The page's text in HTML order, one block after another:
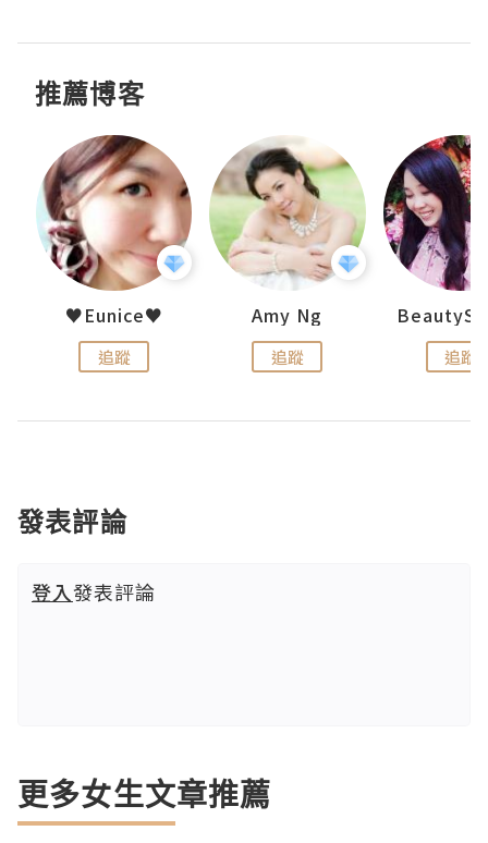
推薦博客
♥Eunice♥
追蹤
Amy Ng
追蹤 追蹤
發表評論
登入發表評論
更多女生文章推薦